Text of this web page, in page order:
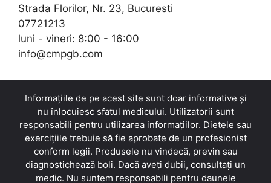
Strada Florilor, Nr. 23, Bucuresti
07721213
luni - vineri: 8:00 - 16:00
info@cmpgb.com
Informațiile de pe acest site sunt doar informative și
nu înlocuiesc sfatul medicului. Utilizatorii sunt
responsabili pentru utilizarea informațiilor. Dietele sau
exercițiile trebuie să fie aprobate de un profesionist
conform legii. Produsele nu vindecă, previn sau
diagnostichează boli. Dacă aveți dubii, consultați un
medic. Nu suntem responsabili pentru daunele